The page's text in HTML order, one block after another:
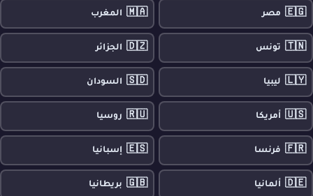
🇪🇬 مصر 🇲🇦 المغرب
🇹🇳 تونس 🇩🇿 الجزائر
🇱🇾 ليبيا 🇸🇩 السودان
🇺🇸 أمريكا 🇷🇺 روسيا
🇫🇷 فرنسا 🇪🇸 إسبانيا
🇩🇪 ألمانيا 🇬🇧 بريطانيا